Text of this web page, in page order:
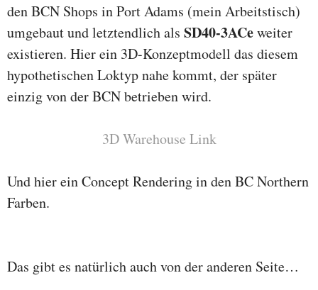
den BCN Shops in Port Adams (mein Arbeitstisch)
umgebaut und letztendlich als SD40-3ACeweiter
existieren. Hier ein 3D-Konzeptmodell das diesem
hypothetischen Loktyp nahe kommt, der später
einzig von der BCN betrieben wird.
3D Warehouse Link
Und hier ein Concept Rendering in den BC Northern
Farben.
Das gibt es natürlich auch von der anderen Seite…